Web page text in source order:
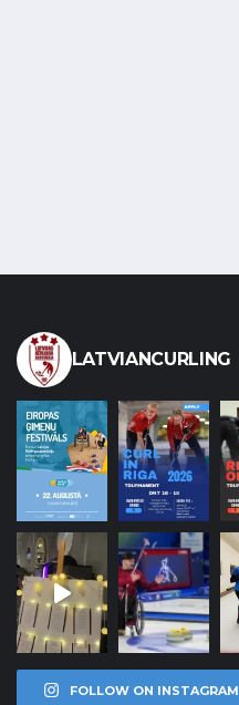
LATVIANCURLING
FOLLOW ON INSTAGRAM